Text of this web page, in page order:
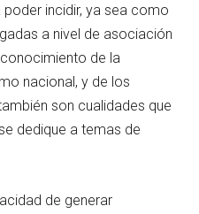
incidir, ya sea como
a nivel de asociación
de la
nacional, y de los
son cualidades que
dedique a temas de
de generar